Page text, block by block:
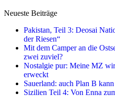
Neueste Beiträge
Pakistan, Teil 3: Deosai
der Riesen“
Mit dem Camper an die
zwei zuviel?
Nostalgie pur: Meine MZ
erweckt
Sauerland: auch Plan B
Sizilien Teil 4: Von Enna